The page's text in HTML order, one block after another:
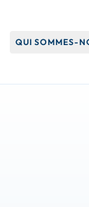
QUI SOMMES-